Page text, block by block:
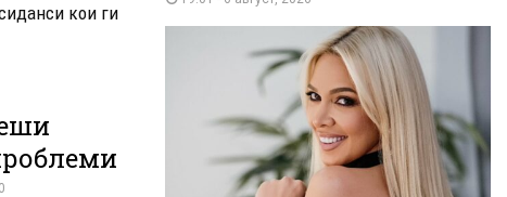
кои ги